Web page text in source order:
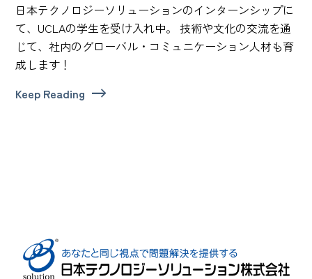
日本テクノロジーソリューションのインターンシップに
て、UCLAの学生を受け入れ中。 技術や文化の交流を通
じて、社内のグローバル・コミュニケーション人材も育
成します！
Keep Reading